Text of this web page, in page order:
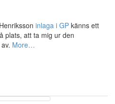
inlaga i GP känns ett
plats, att ta mig ur den
More…